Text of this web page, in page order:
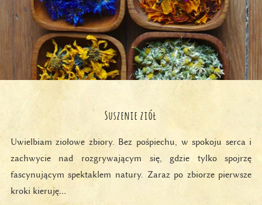
Suszenie ziół
Uwielbiam ziołowe zbiory. Bez pośpiechu, w spokoju serca i
zachwycie nad rozgrywającym się, gdzie tylko spojrzę
fascynującym spektaklem natury. Zaraz po zbiorze pierwsze
kroki kieruję…